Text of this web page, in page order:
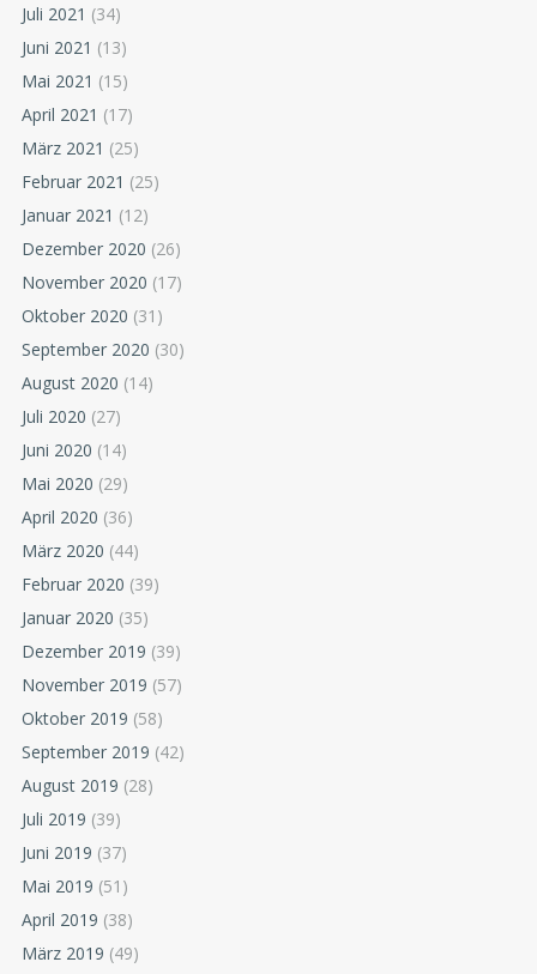
Juli 2021 (34)
Juni 2021 (13)
Mai 2021 (15)
April 2021 (17)
März 2021 (25)
Februar 2021 (25)
Januar 2021 (12)
Dezember 2020 (26)
November 2020 (17)
Oktober 2020 (31)
September 2020 (30)
August 2020 (14)
Juli 2020 (27)
Juni 2020 (14)
Mai 2020 (29)
April 2020 (36)
März 2020 (44)
Februar 2020 (39)
Januar 2020 (35)
Dezember 2019 (39)
November 2019 (57)
Oktober 2019 (58)
September 2019 (42)
August 2019 (28)
Juli 2019 (39)
Juni 2019 (37)
Mai 2019 (51)
April 2019 (38)
März 2019 (49)